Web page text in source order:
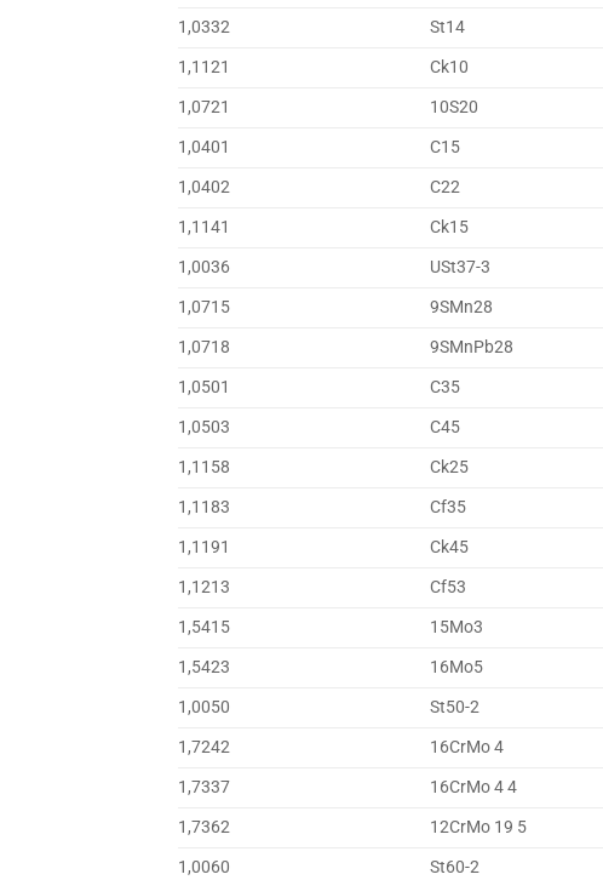
1,0332
St14
1,1121
Ck10
1,0721
10S20
1,0401
C15
1,0402
C22
1,1141
Ck15
1,0036
USt37-3
1,0715
9SMn28
1,0718
9SMnPb28
1,0501
C35
1,0503
C45
1,1158
Ck25
1,1183
Cf35
1,1191
Ck45
1,1213
Cf53
1,5415
15Mo3
1,5423
16Mo5
1,0050
St50-2
1,7242
16CrMo 4
1,7337
16CrMo 4 4
1,7362
12CrMo 19 5
1,0060
St60-2